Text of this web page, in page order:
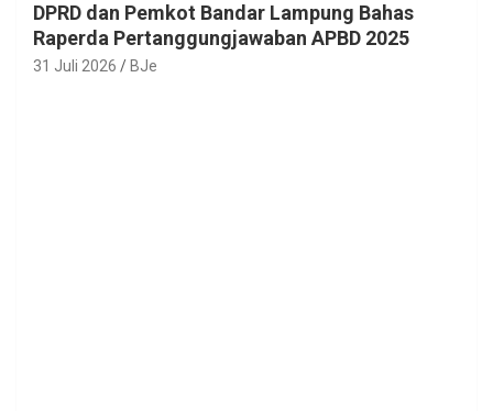
DPRD dan Pemkot Bandar Lampung Bahas
Raperda Pertanggungjawaban APBD 2025
31 Juli 2026 BJe